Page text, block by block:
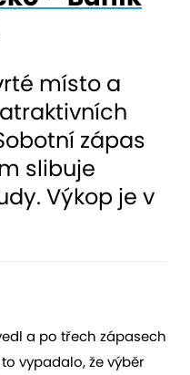
místo a
zápas
slibuje
Výkop je v
a po třech zápasech
vypadalo, že výběr